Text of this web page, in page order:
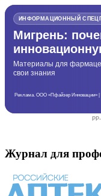
ИНФОРМАЦИОННЫЙ
Мигрень:
Материалы для
свои знания
Реклама. ООО «Пфайзер Инновации» |
Журнал для